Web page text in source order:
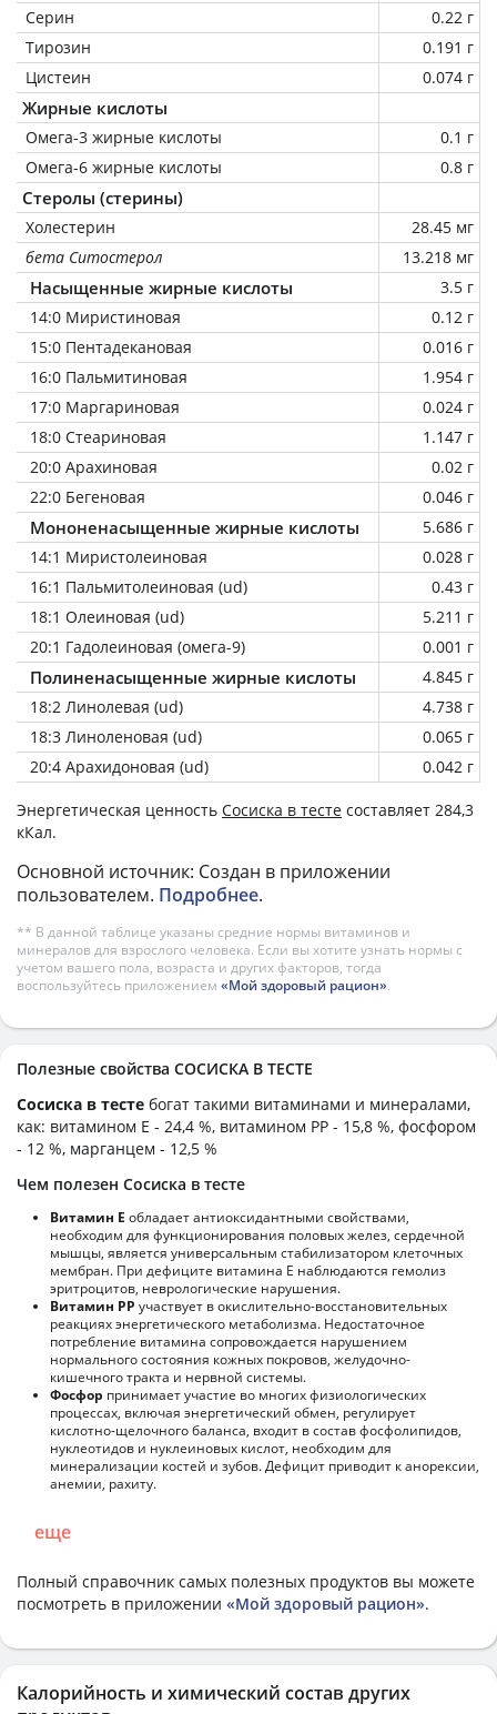
Серин
0.22 г
Тирозин
0.191 г
Цистеин
0.074 г
Жирные кислоты
Омега-3 жирные кислоты
0.1 г
Омега-6 жирные кислоты
0.8 г
Стеролы (стерины)
Холестерин
28.45 мг
бета Ситостерол
13.218 мг
Насыщенные жирные кислоты
3.5 г
14:0 Миристиновая
0.12 г
15:0 Пентадекановая
0.016 г
16:0 Пальмитиновая
1.954 г
17:0 Маргариновая
0.024 г
18:0 Стеариновая
1.147 г
20:0 Арахиновая
0.02 г
22:0 Бегеновая
0.046 г
Мононенасыщенные жирные кислоты
5.686 г
14:1 Миристолеиновая
0.028 г
16:1 Пальмитолеиновая (ud)
0.43 г
18:1 Олеиновая (ud)
5.211 г
20:1 Гадолеиновая (омега-9)
0.001 г
Полиненасыщенные жирные кислоты
4.845 г
18:2 Линолевая (ud)
4.738 г
18:3 Линоленовая (ud)
0.065 г
20:4 Арахидоновая (ud)
0.042 г
Энергетическая ценность Сосиска в тесте составляет 284,3
кКал.
Основной источник: Создан в приложении
пользователем. Подробнее.
** В данной таблице указаны средние нормы витаминов и
минералов для взрослого человека. Если вы хотите узнать нормы с
учетом вашего пола, возраста и других факторов, тогда
воспользуйтесь приложением «Мой здоровый рацион».
Полезные свойства СОСИСКА В ТЕСТЕ
Сосиска в тесте богат такими витаминами и минералами,
как: витамином E - 24,4 %, витамином PP - 15,8 %, фосфором
- 12 %, марганцем - 12,5 %
Чем полезен Сосиска в тесте
Витамин Е обладает антиоксидантными свойствами,
необходим для функционирования половых желез, сердечной
мышцы, является универсальным стабилизатором клеточных
мембран. При дефиците витамина Е наблюдаются гемолиз
эритроцитов, неврологические нарушения.
Витамин РР участвует в окислительно-восстановительных
реакциях энергетического метаболизма. Недостаточное
потребление витамина сопровождается нарушением
нормального состояния кожных покровов, желудочно-
кишечного тракта и нервной системы.
Фосфор принимает участие во многих физиологических
процессах, включая энергетический обмен, регулирует
кислотно-щелочного баланса, входит в состав фосфолипидов,
нуклеотидов и нуклеиновых кислот, необходим для
минерализации костей и зубов. Дефицит приводит к анорексии,
анемии, рахиту.
еще
Полный справочник самых полезных продуктов вы можете
посмотреть в приложении «Мой здоровый рацион».
Калорийность и химический состав других